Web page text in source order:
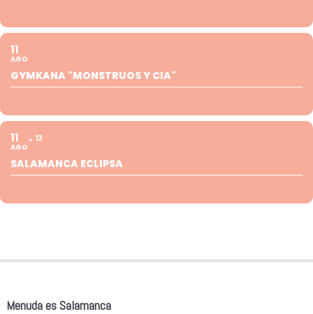
11
AGO
GYMKANA "MONSTRUOS Y CIA"
11
AGO
12
SALAMANCA ECLIPSA
Menuda es Salamanca